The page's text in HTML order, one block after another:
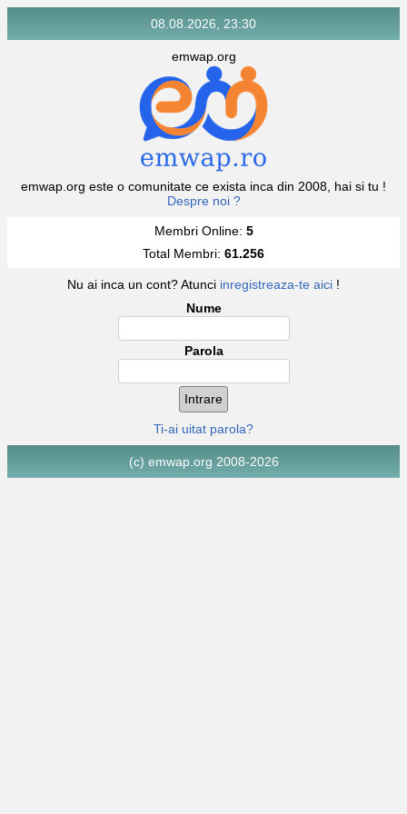
08.08.2026, 23:30
emwap.org
emwap.org este o comunitate ce exista inca din 2008, hai si tu !
Despre noi ?
Membri Online: 5
Total Membri: 61.256
Nu ai inca un cont? Atunci inregistreaza-te aici !
Nume
Parola
Intrare
Ti-ai uitat parola?
(c) emwap.org 2008-2026